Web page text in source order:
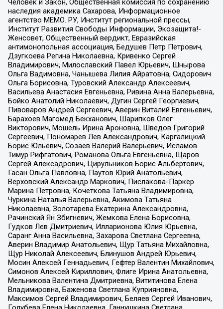
Человек и Закон, Общественная комиссия по сохранению
наследия академика Сахарова, Информационное
агентство МЕМО. РУ, Институт региональной прессы,
Институт Развития Свободы Информации, Экозащита!-
Женсовет, Общественный вердикт, Евразийская
антимонопольная ассоциация, Бедушев Петр Петрович,
Дзугкоева Регина Николаевна, Кривенко Сергей
Владимирович, Милославский Павел Юрьевич, Шнырова
Ольга Вадимовна, Чанышева Лилия Айратовна, Сидорович
Ольга Борисовна, Туровский Александр Алексеевич,
Васильева Анастасия Евгеньевна, Ривина Анна Валерьевна,
Бойко Анатолий Николаевич, Дугин Сергей Георгиевич,
Пивоваров Андрей Сергеевич, Аверин Виталий Евгеньевич,
Барахоев Магомед Бекханович, Шарипков Олег
Викторович, Мошель Ирина Ароновна, Шведов Григорий
Сергеевич, Пономарев Лев Александрович, Каргалицкий
Борис Юльевич, Созаев Валерий Валерьевич, Исламов
Тимур Рифгатович, Романова Ольга Евгеньевна, Щаров
Сергей Алексадрович, Цирульников Борис Альбертович,
Гасан Ольга Павловна, Паутов Юрий Анатольевич,
Верховский Александр Маркович, Пислакова-Паркер
Марина Петровна, Кочеткова Татьяна Владимировна,
Чуркина Наталья Валерьевна, Акимова Татьяна
Николаевна, Золотарева Екатерина Александровна,
Рачинский Ян Збигневич, Жемкова Елена Борисовна,
Гудков Лев Дмитриевич, Илларионова Юлия Юрьевна,
Саранг Анна Васильевна, Захарова Светлана Сергеевна,
Аверин Владимир Анатольевич, Щур Татьяна Михайловна,
Щур Николай Алексеевич, Блинушов Андрей Юрьевич,
Мосин Алексей Геннадьевич, Гефтер Валентин Михайлович,
Симонов Алексей Кириллович, Флиге Ирина Анатольевна,
Мельникова Валентина Дмитриевна, Вититинова Елена
Владимировна, Баженова Светлана Куприяновна,
Максимов Сергей Владимирович, Беляев Сергей Иванович,